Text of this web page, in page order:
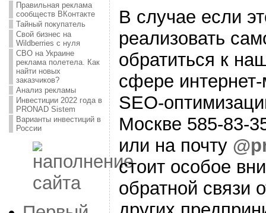
Правильная реклама
сообществ ВКонтакте
Тайный покупатель
Свой бизнес на
Wildberries с нуля
СВО на Украине
реклама полетела. Как
найти новых
заказчиков?
Анализ рекламы
Инвестиции 2022 года в
PRONAD Sistem
Варианты инвестиций в
России
В случае если
реализовать
обратиться к
сфере
SEO-
Москве 585-83-
или на почту
стоит особое
обратной связи